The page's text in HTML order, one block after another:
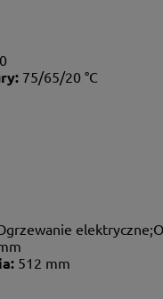
75/65/20 °C
512 mm